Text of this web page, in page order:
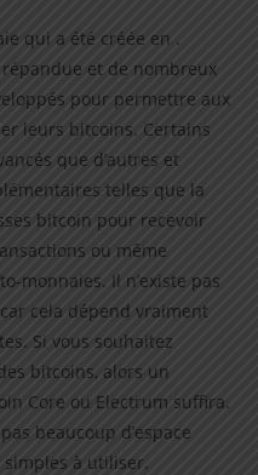
qui a été créée en .
répandue et de nombreux
pour permettre aux
leurs bitcoins. Certains
que d’autres et
telles que la
bitcoin pour recevoir
ou même
monnaies. Il n’existe pas
cela dépend vraiment
Si vous souhaitez
bitcoins, alors un
Core ou Electrum suffira.
beaucoup d’espace
à utiliser.